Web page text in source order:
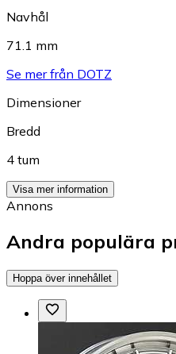
Navhål
71.1 mm
Se mer från DOTZ
Dimensioner
Bredd
4 tum
Visa mer information
Annons
Andra populära
Hoppa över innehållet